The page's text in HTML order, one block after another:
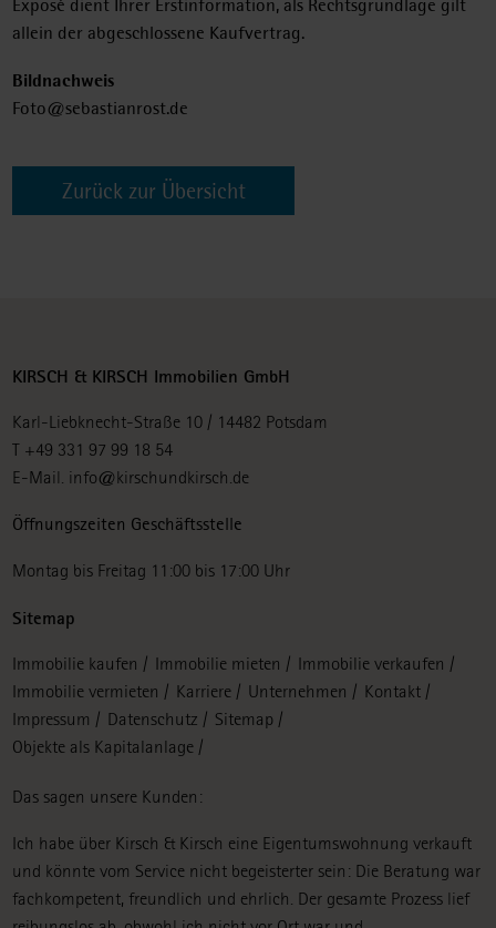
Exposé dient Ihrer Erstinformation, als Rechtsgrundlage gilt
allein der abgeschlossene Kaufvertrag.
Bildnachweis
Foto@sebastianrost.de
Zurück zur Übersicht
KIRSCH & KIRSCH Immobilien GmbH
Karl-Liebknecht-Straße 10 / 14482 Potsdam
T +49 331 97 99 18 54
E-Mail. info@kirschundkirsch.de
Öffnungszeiten Geschäftsstelle
Montag bis Freitag 11:00 bis 17:00 Uhr
Sitemap
Navigation
überspringen
Immobilie kaufen Immobilie mieten
Immobilie verkaufen
Immobilie vermieten
Karriere Unternehmen
Kontakt
Impressum
Datenschutz
Sitemap
Objekte als Kapitalanlage
Das sagen unsere Kunden:
Ich habe über Kirsch & Kirsch eine Eigentumswohnung verkauft
und könnte vom Service nicht begeisterter sein: Die Beratung war
fachkompetent, freundlich und ehrlich. Der gesamte Prozess lief